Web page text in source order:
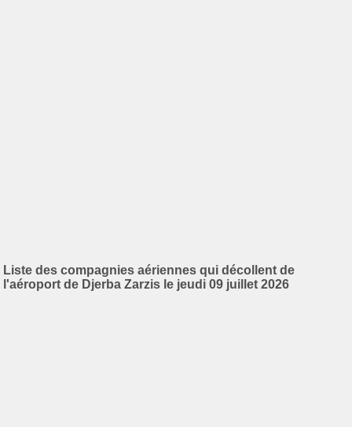
Liste des compagnies aériennes qui décollent de
l'aéroport de Djerba Zarzis le jeudi 09 juillet 2026